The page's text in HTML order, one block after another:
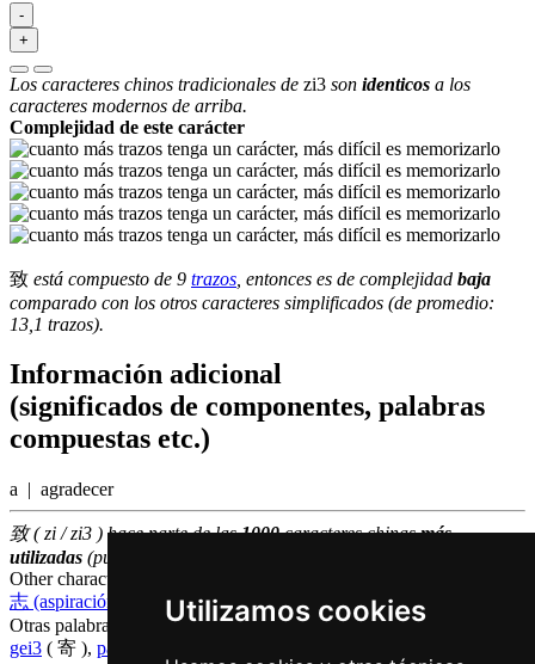
Utilizamos cookies
-
+
Los caracteres chinos tradicionales de zi3 son identicos a los
caracteres modernos de arriba.
Complejidad de este carácter
致 está compuesto de 9 trazos , entonces es de complejidad baja
comparado con los otros caracteres simplificados (de promedio:
13,1 trazos).
Información adicional
(significados de componentes, palabras
compuestas etc.)
a | agradecer
致 ( zi / zi3 ) hace parte de las1000caracteres chinasmás
utilizadas (puesto número
Other characters that are pronounced
志 (aspiración)
智 (inteligencia), 置 (colocar), 至 (hasta
Otras palabras que también significanenviar en chino
gei3 ( 寄 ), paai1